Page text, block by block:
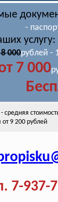
-
услугу:
000рублей -
7 000
- средняя
от 9 200 рублей
7-937-